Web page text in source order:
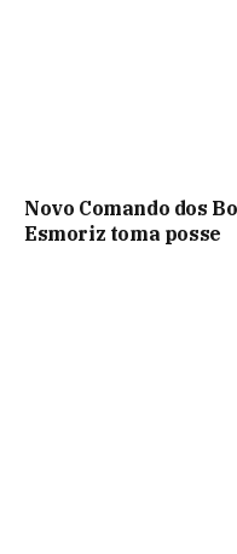
Novo Comando dos
Esmoriz toma posse